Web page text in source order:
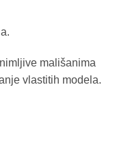
mališanima
vlastitih modela.